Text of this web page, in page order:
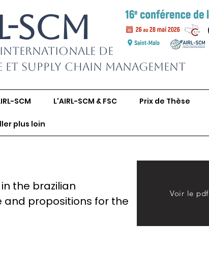
SCM
de
Supply Chain Management
SCM L'AIRL-SCM & FSC Prix de Thèse
plus loin
the brazilian
and propositions for the
Voir le pdf